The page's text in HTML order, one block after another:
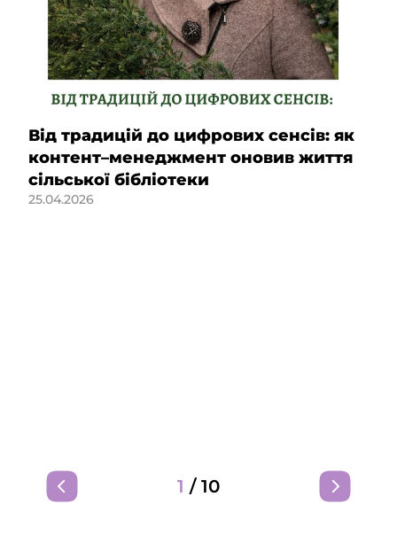
Від традицій до цифрових сенсів: як
контент–менеджмент оновив життя
сільської бібліотеки
25.04.2026
1 / 10